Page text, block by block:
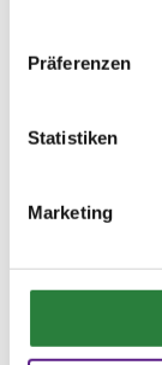
Präferenzen
Statistiken
Marketing
Preisgeld
LKL/Art
0 7 6 WB
20.07.2018 (
v)
150,00 €